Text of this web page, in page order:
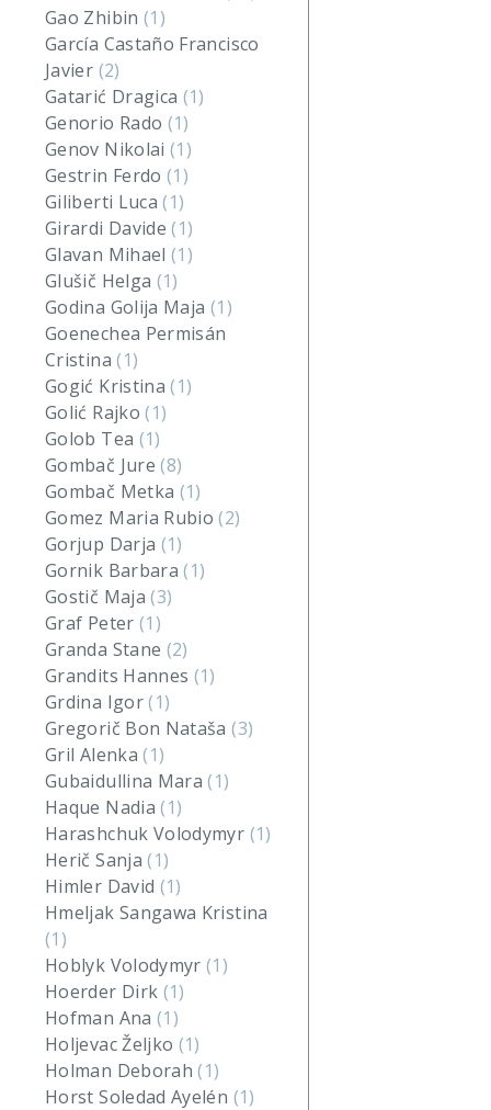
Gao Zhibin (1)
García Castaño Francisco
Javier (2)
Gatarić Dragica (1)
Genorio Rado (1)
Genov Nikolai(1)
Gestrin Ferdo(1)
Giliberti Luca(1)
Girardi Davide(1)
Glavan Mihael(1)
Glušič Helga (1)
Godina Golija Maja (1)
Goenechea Permisán
Cristina(1)
Gogić Kristina(1)
Golić Rajko(1)
Golob Tea (1)
Gombač Jure(8)
Gombač Metka (1)
Gomez Maria Rubio(2)
Gorjup Darja (1)
Gornik Barbara(1)
Gostič Maja(3)
Graf Peter (1)
Granda Stane (2)
Grandits Hannes (1)
Grdina Igor(1)
Gregorič Bon Nataša(3)
Gril Alenka(1)
Gubaidullina Mara(1)
Haque Nadia(1)
Harashchuk Volodymyr (1)
Herič Sanja(1)
Himler David (1)
Hmeljak Sangawa Kristina
(1)
Hoblyk Volodymyr(1)
Hoerder Dirk (1)
Hofman Ana (1)
Holjevac Željko (1)
Holman Deborah(1)
Horst Soledad Ayelén (1)